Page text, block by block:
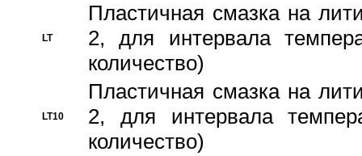
LT
Пластичная смазка на
2, для интервала
количество)
LT10
Пластичная смазка на
2, для интервала
количество)